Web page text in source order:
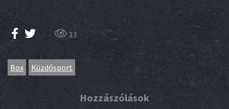
33
Box Küzdősport
Hozzászólások